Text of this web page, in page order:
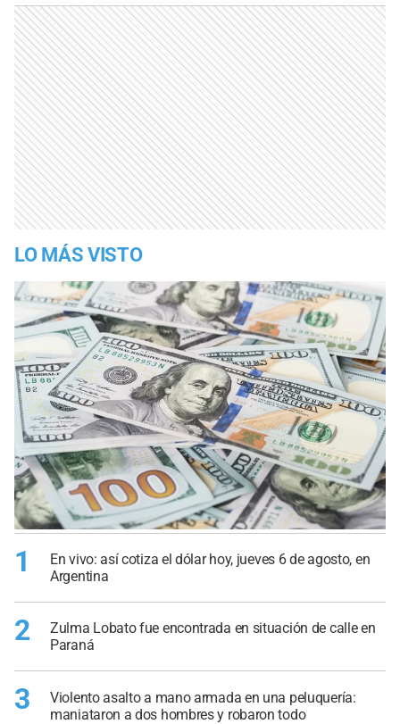
LO MÁS VISTO
1
En vivo: así cotiza el dólar hoy, jueves 6 de agosto, en
Argentina
2
Zulma Lobato fue encontrada en situación de calle en
Paraná
3
Violento asalto a mano armada en una peluquería:
maniataron a dos hombres y robaron todo